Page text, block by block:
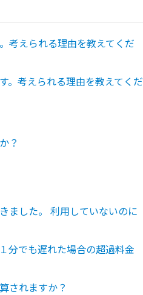
考えられる理由を教えてくだ
。考えられる理由を教えてくだ
？
ました。 利用していないのに
分でも遅れた場合の超過料金
されますか？